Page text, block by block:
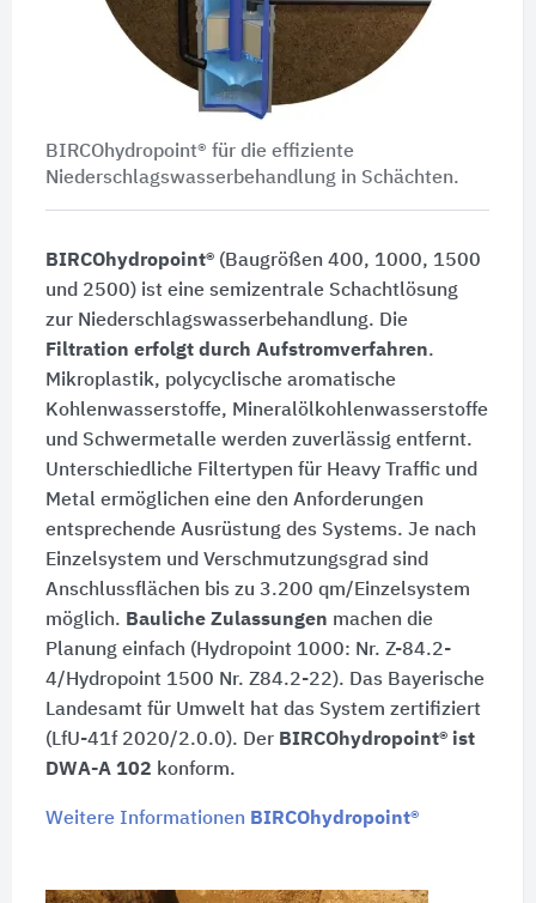
BIRCOhydropoint® für die effiziente
Niederschlagswasserbehandlung in Schächten.
BIRCOhydropoint®(Baugrößen 400, 1000, 1500
und 2500) ist eine semizentrale Schachtlösung
zur Niederschlagswasserbehandlung. Die
Filtration erfolgt durch Aufstromverfahren.
Mikroplastik, polycyclische aromatische
Kohlenwasserstoffe, Mineralölkohlenwasserstoffe
und Schwermetalle werden zuverlässig entfernt.
Unterschiedliche Filtertypen für Heavy Traffic und
Metal ermöglichen eine den Anforderungen
entsprechende Ausrüstung des Systems. Je nach
Einzelsystem und Verschmutzungsgrad sind
Anschlussflächen bis zu 3.200 qm/Einzelsystem
möglich. Bauliche Zulassungen machen die
Planung einfach (Hydropoint 1000: Nr. Z-84.2-
4/Hydropoint 1500 Nr. Z84.2-22). Das Bayerische
Landesamt für Umwelt hat das System zertifiziert
(LfU-41f 2020/2.0.0). Der BIRCOhydropoint® ist
DWA-A 102 konform.
Weitere Informationen BIRCOhydropoint®